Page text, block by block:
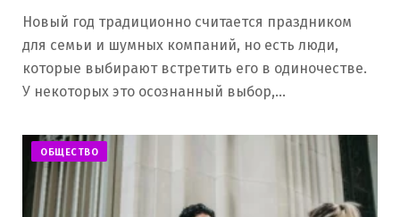
Новый год традиционно считается праздником
для семьи и шумных компаний, но есть люди,
которые выбирают встретить его в одиночестве.
У некоторых это осознанный выбор,…
ОБЩЕСТВО